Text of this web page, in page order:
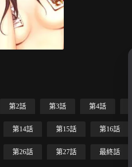
第2話 第3話 第4話
第14話 第15話 第16話
第26話 第27話 最終話